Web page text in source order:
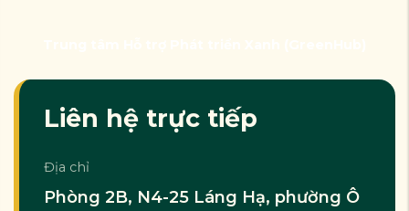
Liên hệ trực tiếp
Địa chỉ
Phòng 2B, N4-25 Láng Hạ, phường Ô